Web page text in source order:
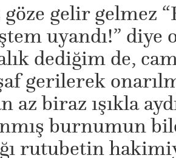
göze gelir gelmez
uyandı!” diye
dediğim de,
gerilerek
az biraz ışıkla
burnumun
rutubetin